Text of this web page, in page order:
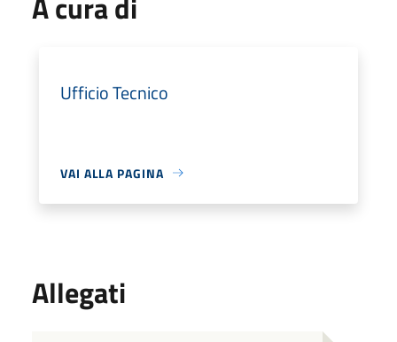
Ufficio Tecnico
VAI ALLA PAGINA
Allegati